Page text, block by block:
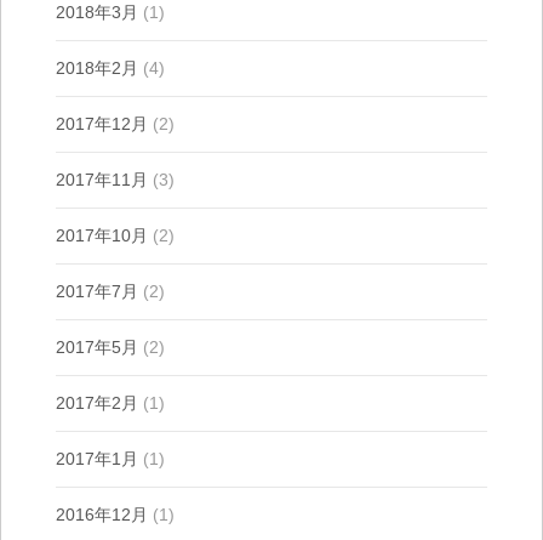
2018年3月 (1)
2018年2月 (4)
2017年12月 (2)
2017年11月 (3)
2017年10月 (2)
2017年7月 (2)
2017年5月 (2)
2017年2月 (1)
2017年1月 (1)
2016年12月 (1)